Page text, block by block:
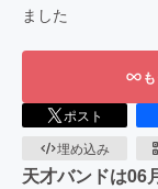
ました
ポスト
埋め込み
天才バンドは06